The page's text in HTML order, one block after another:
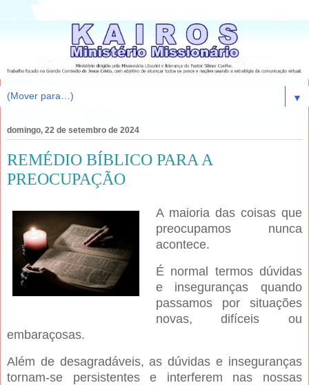
▼
domingo, 22 de setembro de 2024
REMÉDIO BÍBLICO PARA A
PREOCUPAÇÃO
A maioria das coisas que
preocupamos nunca
acontece.
É normal termos dúvidas
e inseguranças quando
passamos por situações
novas, difíceis ou
embaraçosas.
Além de desagradáveis, as dúvidas e inseguranças
tornam-se persistentes e interferem nas nossas